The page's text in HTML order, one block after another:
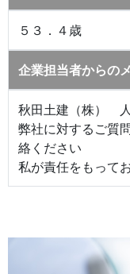
５３．４歳
企業担当者からの
秋田土建（株）
弊社に対するご質
絡ください
私が責任をもって